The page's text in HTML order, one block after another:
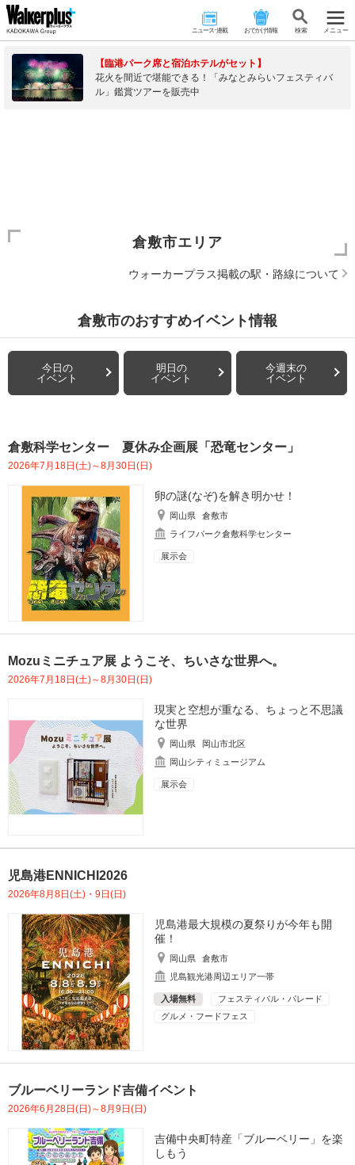
ニュース･連載 おでかけ情報 検 索 メニュー
【臨港パーク席と宿泊ホテルがセット】
花火を間近で堪能できる！「みなとみらいフェスティバ
ル」鑑賞ツアーを販売中
倉敷市エリア
ウォーカープラス掲載の駅・路線について
倉敷市のおすすめイベント情報
今日の
イベント
明日の
イベント
今週末の
イベント
倉敷科学センター 夏休み企画展「恐竜センター」
2026年7月18日(土)～8月30日(日)
卵の謎(なぞ)を解き明かせ！
岡山県
倉敷市
ライフパーク倉敷科学センター
展示会
Mozuミニチュア展 ようこそ、ちいさな世界へ。
2026年7月18日(土)～8月30日(日)
現実と空想が重なる、ちょっと不思議
な世界
岡山県
岡山市北区
岡山シティミュージアム
展示会
児島港ENNICHI2026
2026年8月8日(土)・9日(日)
児島港最大規模の夏祭りが今年も開
催！
岡山県
倉敷市
児島観光港周辺エリア一帯
入場無料
フェスティバル・パレード
グルメ・フードフェス
ブルーベリーランド吉備イベント
2026年6月28日(日)～8月9日(日)
吉備中央町特産「ブルーベリー」を楽
しもう